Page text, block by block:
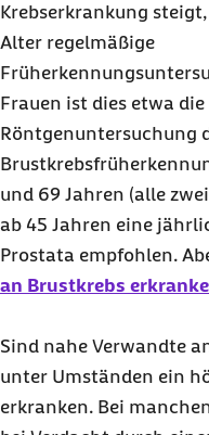
Krebserkrankung
Alter regelmäßige
Frauen ist dies etwa
Röntgenuntersuchung
und 69 Jahren (alle
ab 45 Jahren eine
Prostata empfohlen.
an Brustkrebs
Sind nahe Verwandte
unter Umständen ein
erkranken. Bei